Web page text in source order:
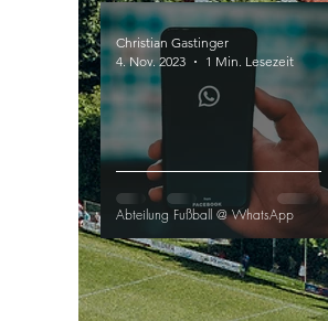
Abteilung Fußball @ WhatsApp
Christian Gastinger
4. Nov. 2023
1 Min. Lesezeit